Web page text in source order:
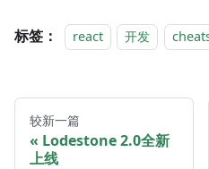
标签： react 开发
较新一篇
Lodestone 2.0全新
上线